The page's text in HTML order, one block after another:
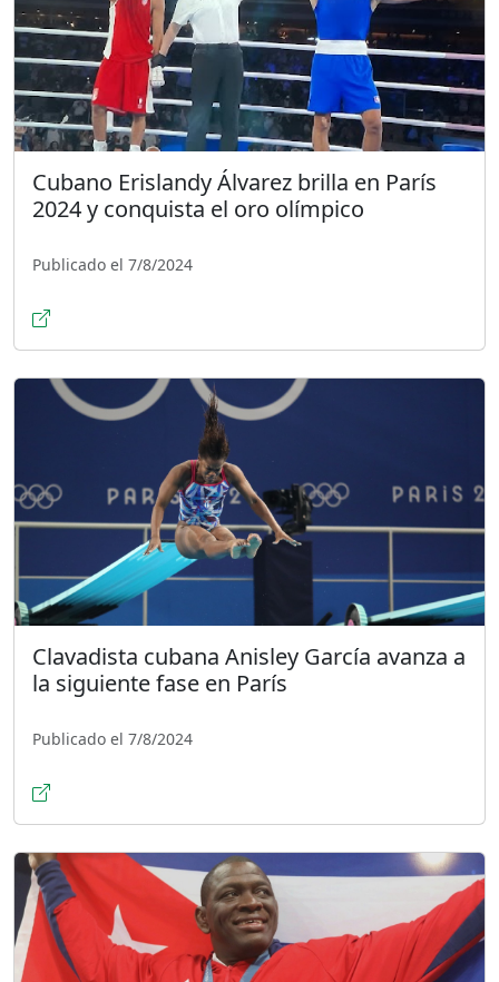
Cubano Erislandy Álvarez brilla en París
2024 y conquista el oro olímpico
Publicado el 7/8/2024
Clavadista cubana Anisley García avanza a
la siguiente fase en París
Publicado el 7/8/2024